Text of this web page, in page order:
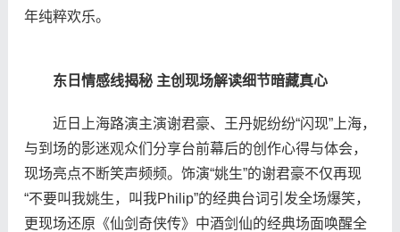
年纯粹欢乐。
东日情感线揭秘 主创现场解读细节暗藏真心
近日上海路演主演谢君豪、王丹妮纷纷“闪现”上海，
与到场的影迷观众们分享台前幕后的创作心得与体会，
现场亮点不断笑声频频。饰演“姚生”的谢君豪不仅再现
“不要叫我姚生，叫我Philip”的经典台词引发全场爆笑，
更现场还原《仙剑奇侠传》中酒剑仙的经典场面唤醒全